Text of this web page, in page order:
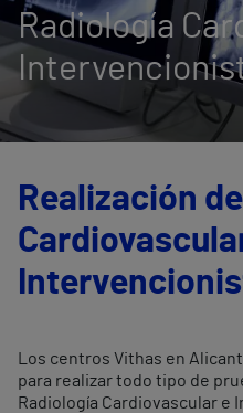
Radiología
Realización
Los centros Vithas en
para realizar todo tipo de
Radiología Cardiovascular